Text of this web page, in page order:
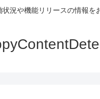
状況や機能リリースの情報を